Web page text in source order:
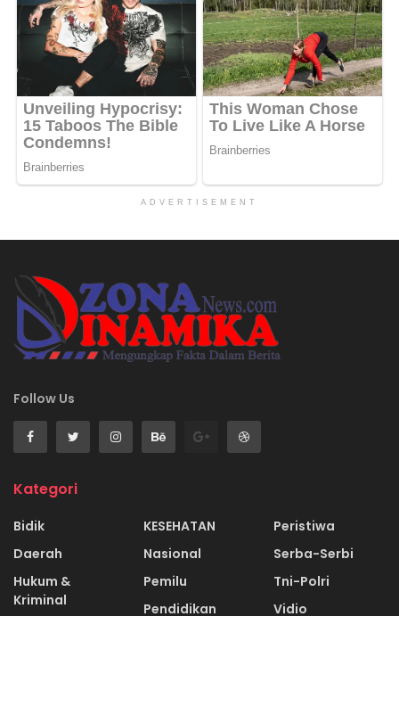
ADVERTISEMENT
Follow Us
Kategori
Bidik
Daerah
Hukum &
Kriminal
KESEHATAN
Nasional
Pemilu
Pendidikan
Peristiwa
Serba-Serbi
Tni-Polri
Vidio